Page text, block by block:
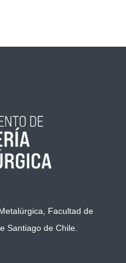
Facultad de
Santiago de Chile.